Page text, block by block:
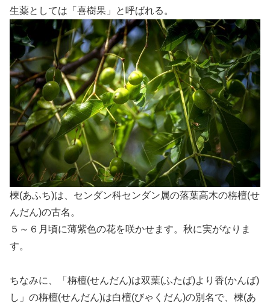
生薬としては「喜樹果」と呼ばれる。
楝(あふち)は、センダン科センダン属の落葉高木の栴檀(せ
んだん)の古名。
５～６月頃に薄紫色の花を咲かせます。秋に実がなりま
す。
ちなみに、「栴檀(せんだん)は双葉(ふたば)より香(かんば)
し」の栴檀(せんだん)は白檀(びゃくだん)の別名で、楝(あ